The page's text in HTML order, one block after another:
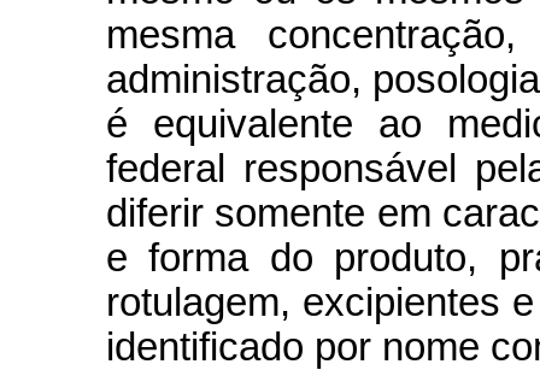
mesma
administração,
é equivalente ao
federal responsável
diferir somente em
e forma do produto,
rotulagem, excipientes
identificado por nome